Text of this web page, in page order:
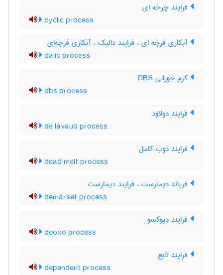
فرایند چرخه ای
cyclic process
آبکاری فرچه ای ، فرایند دالیک ، آبکاری فرچه‌ای
dalic process
کرم خورانی DBS
dbs process
فرایند دولاود
de lavaud process
فرایند ذوب کامل
dead melt process
فریاند دیمارست ، فرایند دیمارست
demarset process
فرایند دیوکسو
deoxo process
فرایند تابع
dependent process